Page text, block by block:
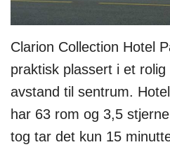
Clarion Collection Hotel
praktisk plassert i et
avstand til sentrum.
har 63 rom og 3,5
tog tar det kun 15